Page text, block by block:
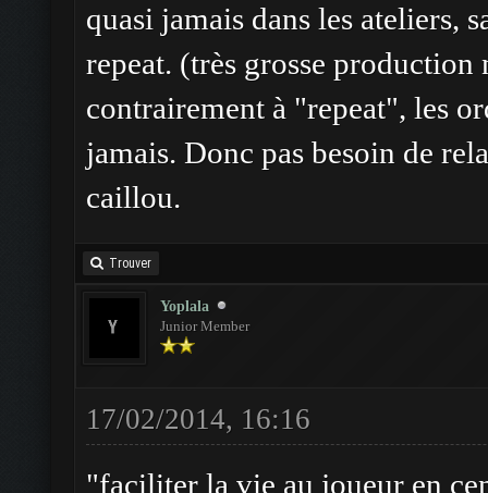
quasi jamais dans les ateliers,
repeat. (très grosse production
contrairement à "repeat", les
jamais. Donc pas besoin de
caillou.
Trouver
Yoplala
Junior Member
17/02/2014, 16:16
"faciliter la vie au joueur en